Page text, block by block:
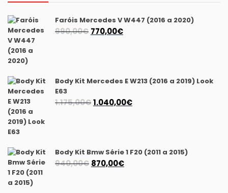
Faróis Mercedes V W447 (2016 a 2020)
990,00€ O
990,00€.
770,00€O
770,00€.
Body Kit Mercedes E W213 (2016 a 2019) Look
E63
1.175,00€O
1.175,00€.
1.040,00€O
1.040,00€.
Body Kit Bmw Série 1 F20 (2011 a 2015)
940,00€ O
870,00€O